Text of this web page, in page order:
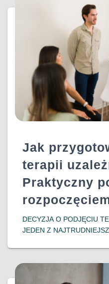
POSTRZEGANY JAKO
PODZIWIANY. OSOBY
DOWIEDZ SIĘ WIĘCEJ…
Jak
terapii
Praktyczny
DECYZJA O PODJĘCIU
JEDEN Z
JEST JUŻ OBECNA,